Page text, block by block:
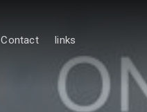
Contact links